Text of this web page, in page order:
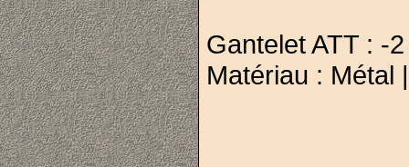
Gantelet ATT : -
Matériau : Métal